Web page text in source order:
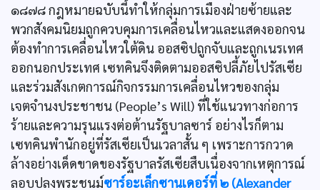
๑๘๗๘ กฎหมายฉบับนี้ทำให้กลุ่มการเมืองฝ่ายซ้ายและ
พวกสังคมนิยมถูกควบคุมการเคลื่อนไหวและแสดงออกจน
ต้องทำการเคลื่อนไหวใต้ดิน ออสซิปถูกจับและถูกเนรเทศ
ออกนอกประเทศ เซทคินจึงติดตามออสซิปลี้ภัยไปรัสเซีย
และร่วมสังเกตการณ์กิจกรรมการเคลื่อนไหวของกลุ่ม
เจตจำนงประชาชน (People’s Will) ที่ใช้แนวทางก่อการ
ร้ายและความรุนแรงต่อต้านรัฐบาลซาร์ อย่างไรก็ตาม
เซทคินพำนักอยู่ที่รัสเซียเป็นเวลาสั้น ๆ เพราะการกวาด
ล้างอย่างเด็ดขาดของรัฐบาลรัสเซียสืบเนื่องจากเหตุการณ์
ลอบปลงพระชนม์ซาร์อะเล็กซานเดอร์ที่ ๒ (Alexander